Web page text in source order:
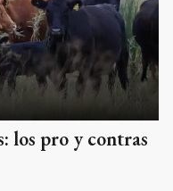
los pro y contras